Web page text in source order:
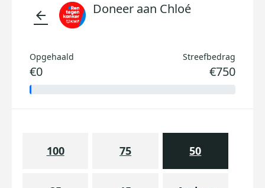
arrow_back Doneer aan Chloé
Opgehaald
€0
Streefbedrag
€750
100 75 50